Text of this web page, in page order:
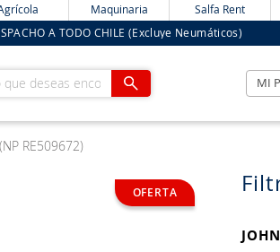
Maquinaria Salfa Rent
A TODO CHILE (Excluye Neumáticos)
que deseas encontrar MI
RE509672)